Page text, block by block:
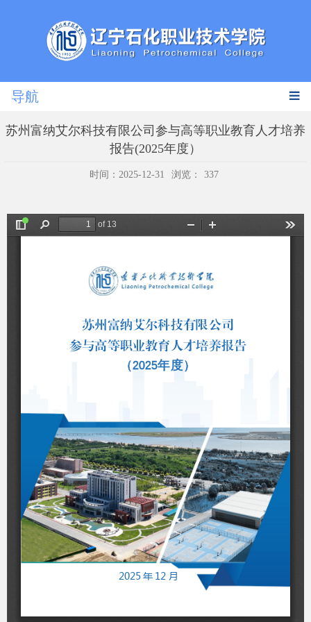
导航
苏州富纳艾尔科技有限公司参与高等职业教育人才培养
报告(2025年度）
时间：2025-12-31 浏览： 337